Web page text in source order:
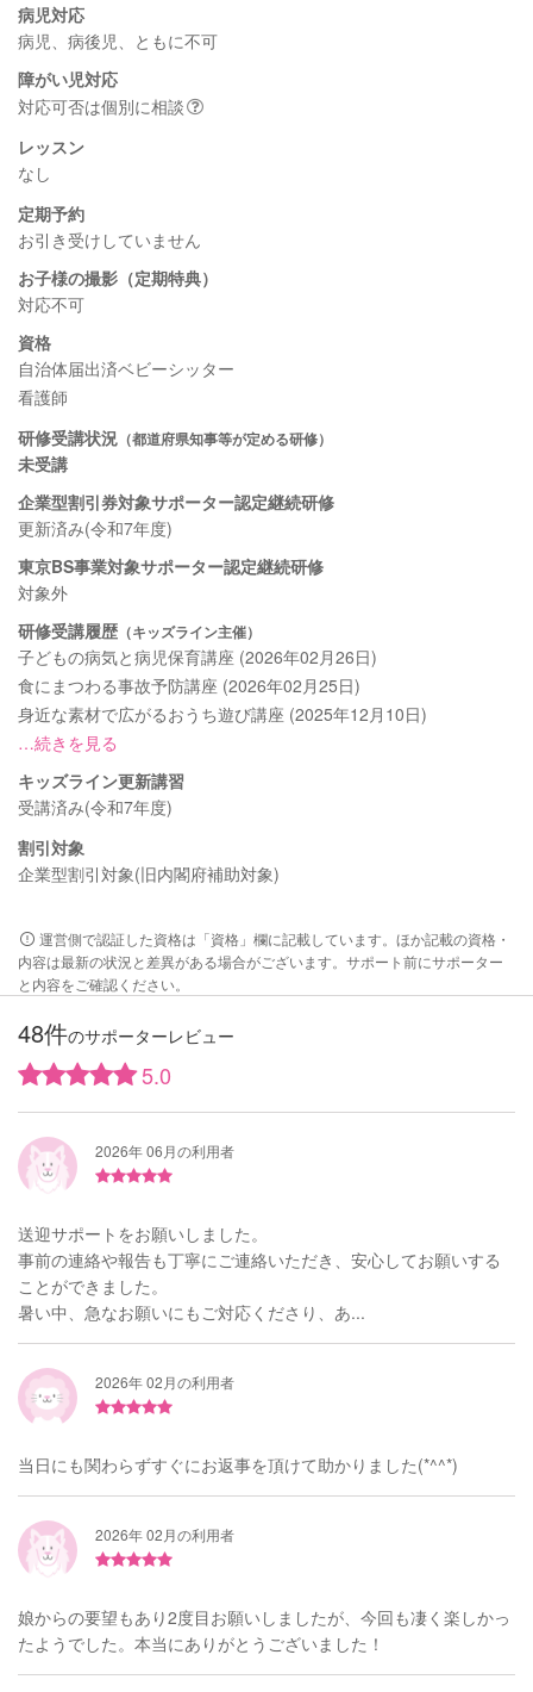
病児対応
病児、病後児、ともに不可
障がい児対応
対応可否は個別に相談
レッスン
なし
定期予約
お引き受けしていません
お子様の撮影（定期特典）
対応不可
資格
自治体届出済ベビーシッター
看護師
研修受講状況 （都道府県知事等が定める研修）
未受講
企業型割引券対象サポーター認定継続研修
更新済み(令和7年度)
東京BS事業対象サポーター認定継続研修
対象外
研修受講履歴 （キッズライン主催）
子どもの病気と病児保育講座 (2026年02月26日)
食にまつわる事故予防講座 (2026年02月25日)
身近な素材で広がるおうち遊び講座 (2025年12月10日)
…続きを見る
キッズライン更新講習
受講済み(令和7年度)
割引対象
企業型割引対象(旧内閣府補助対象)
運営側で認証した資格は「資格」欄に記載しています。ほか記載の資格・
内容は最新の状況と差異がある場合がございます。サポート前にサポーター
と内容をご確認ください。
48件のサポーターレビュー
5.0
2026年 06月の利用者
送迎サポートをお願いしました。
事前の連絡や報告も丁寧にご連絡いただき、安心してお願いする
ことができました。
暑い中、急なお願いにもご対応くださり、あ...
2026年 02月の利用者
当日にも関わらずすぐにお返事を頂けて助かりました(*^^*)
2026年 02月の利用者
娘からの要望もあり2度目お願いしましたが、今回も凄く楽しかっ
たようでした。本当にありがとうございました！